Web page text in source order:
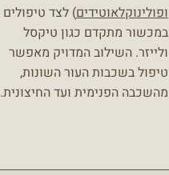
ופולינוקלאוטידים) לצד טיפולים
במכשור מתקדם כגון טיקסל
ולייזר. השילוב המדויק מאפשר
טיפול בשכבות העור השונות,
מהשכבה הפנימית ועד החיצונית.